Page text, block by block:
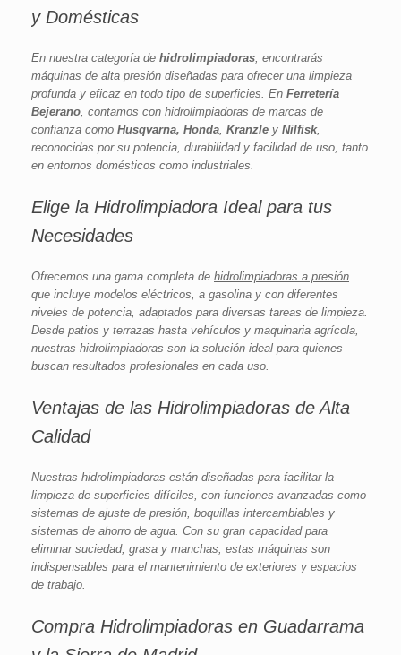
y Domésticas
En nuestra categoría de hidrolimpiadoras, encontrarás
máquinas de alta presión diseñadas para ofrecer una limpieza
profunda y eficaz en todo tipo de superficies. En Ferretería
Bejerano, contamos con hidrolimpiadoras de marcas de
confianza como Husqvarna, Honda, Kranzle y Nilfisk,
reconocidas por su potencia, durabilidad y facilidad de uso, tanto
en entornos domésticos como industriales.
Elige la Hidrolimpiadora Ideal para tus
Necesidades
Ofrecemos una gama completa de hidrolimpiadoras a presión
que incluye modelos eléctricos, a gasolina y con diferentes
niveles de potencia, adaptados para diversas tareas de limpieza.
Desde patios y terrazas hasta vehículos y maquinaria agrícola,
nuestras hidrolimpiadoras son la solución ideal para quienes
buscan resultados profesionales en cada uso.
Ventajas de las Hidrolimpiadoras de Alta
Calidad
Nuestras hidrolimpiadoras están diseñadas para facilitar la
limpieza de superficies difíciles, con funciones avanzadas como
sistemas de ajuste de presión, boquillas intercambiables y
sistemas de ahorro de agua. Con su gran capacidad para
eliminar suciedad, grasa y manchas, estas máquinas son
indispensables para el mantenimiento de exteriores y espacios
de trabajo.
Compra Hidrolimpiadoras en Guadarrama